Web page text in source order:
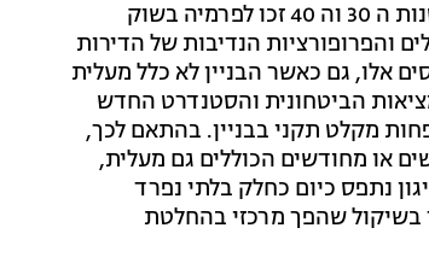
לאור כך, במשך שנים רבות דירות אופי בבנייני באוהאוס ובמבנים משנות ה 30 וה 40 זכו לפרמיה בשוק
והפרופורציות הנדיבות של הדירות
אלו, גם כאשר הבניין לא כלל מעלית
הביטחונית והסטנדרט החדש
מקלט תקני בבניין. בהתאם לכך,
או מחודשים הכוללים גם מעלית,
נתפס כיום כחלק בלתי נפרד
בשיקול שהפך מרכזי בהחלטת